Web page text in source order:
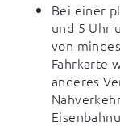
Bei einer
und 5 Uhr
von
Fahrkarte
anderes